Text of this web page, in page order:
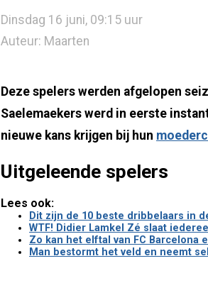
Dinsdag 16 juni, 09:15 uur
Auteur: Maarten
Deze spelers werden afgelopen
Saelemaekers werd in eerste
nieuwe kans krijgen bij hun
Uitgeleende spelers
Lees ook:
Dit zijn de 10 beste dribbelaars in
WTF! Didier Lamkel Zé slaat
Zo kan het elftal van FC
Man bestormt het veld en neemt